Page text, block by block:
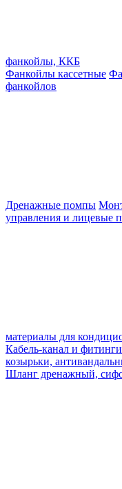
фанкойлы, ККБ
Фанкойлы кассетные
фанкойлов
Дренажные помпы
управления и лицевые
материалы для
Кабель-канал и фитинги
козырьки,
Шланг дренажный,